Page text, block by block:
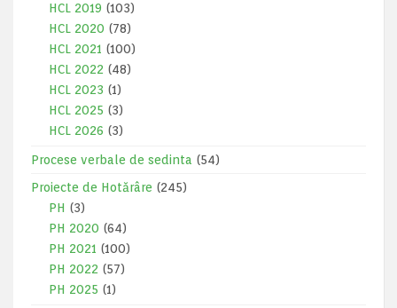
HCL 2019 (103)
HCL 2020 (78)
HCL 2021 (100)
HCL 2022 (48)
HCL 2023 (1)
HCL 2025 (3)
HCL 2026 (3)
Procese verbale de sedinta (54)
Proiecte de Hotărâre (245)
PH (3)
PH 2020 (64)
PH 2021 (100)
PH 2022 (57)
PH 2025 (1)